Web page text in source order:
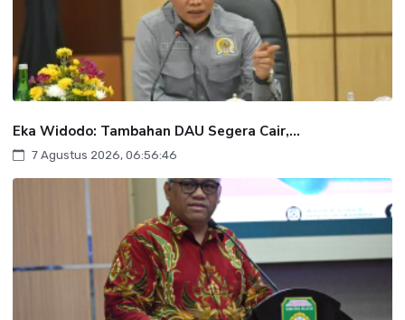
Eka Widodo: Tambahan DAU Segera Cair,...
7 Agustus 2026, 06:56:46